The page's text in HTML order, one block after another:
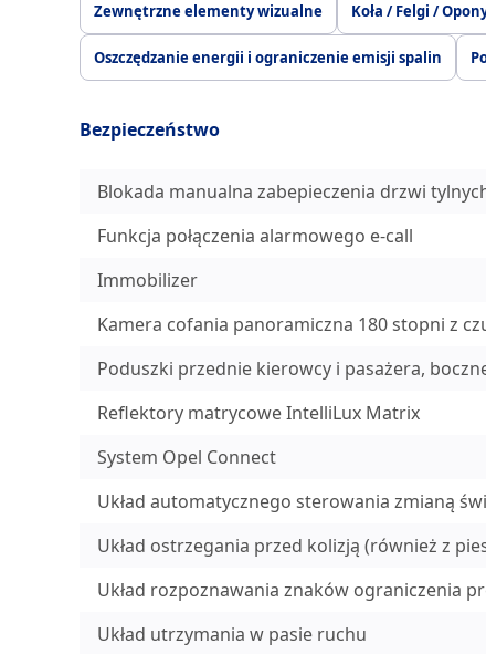
Zewnętrzne elementy wizualne Koła / Felgi /
Oszczędzanie energii i ograniczenie emisji spalin
Bezpieczeństwo
Blokada manualna zabepieczenia drzwi
Funkcja połączenia alarmowego e-call
Immobilizer
Kamera cofania panoramiczna 180 stopni z
Poduszki przednie kierowcy i pasażera,
Reflektory matrycowe IntelliLux Matrix
System Opel Connect
Układ automatycznego sterowania zmianą
Układ ostrzegania przed kolizją (również z
Układ rozpoznawania znaków ograniczenia
Układ utrzymania w pasie ruchu